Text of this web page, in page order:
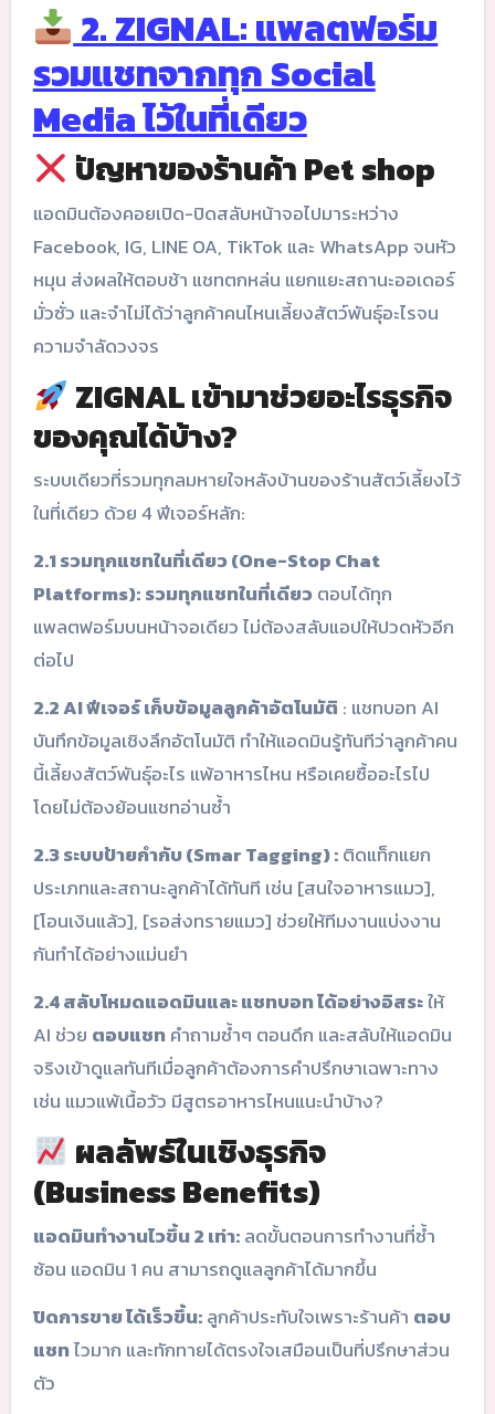
2. ZIGNAL: แพลตฟอร์ม
รวมแชทจากทุก Social
Media ไว้ในที่เดียว
ปัญหาของร้านค้า Pet shop
แอดมินต้องคอยเปิด-ปิดสลับหน้าจอไปมาระหว่าง
Facebook, IG, LINE OA, TikTok และ WhatsApp จนหัว
หมุน ส่งผลให้ตอบช้า แชทตกหล่น แยกแยะสถานะออเดอร์
มั่วซั่ว และจำไม่ได้ว่าลูกค้าคนไหนเลี้ยงสัตว์พันธุ์อะไรจน
ความจำลัดวงจร
ZIGNAL เข้ามาช่วยอะไรธุรกิจ
ของคุณได้บ้าง?
ระบบเดียวที่รวมทุกลมหายใจหลังบ้านของร้านสัตว์เลี้ยงไว้
ในที่เดียว ด้วย 4 ฟีเจอร์หลัก:
2.1 รวมทุกแชทในที่เดียว (One-Stop Chat
Platforms): รวมทุกแชทในที่เดียวตอบได้ทุก
แพลตฟอร์มบนหน้าจอเดียว ไม่ต้องสลับแอปให้ปวดหัวอีก
ต่อไป
2.2 AI ฟีเจอร์ เก็บข้อมูลลูกค้าอัตโนมัติ : แชทบอท AI
บันทึกข้อมูลเชิงลึกอัตโนมัติ ทำให้แอดมินรู้ทันทีว่าลูกค้าคน
นี้เลี้ยงสัตว์พันธุ์อะไร แพ้อาหารไหน หรือเคยซื้ออะไรไป
โดยไม่ต้องย้อนแชทอ่านซ้ำ
2.3 ระบบป้ายกำกับ (Smar Tagging) :ติดแท็กแยก
ประเภทและสถานะลูกค้าได้ทันที เช่น [สนใจอาหารแมว],
[โอนเงินแล้ว], [รอส่งทรายแมว] ช่วยให้ทีมงานแบ่งงาน
กันทำได้อย่างแม่นยำ
2.4 สลับโหมดแอดมินและ แชทบอท ได้อย่างอิสระให้
AI ช่วย ตอบแชทคำถามซ้ำๆ ตอนดึก และสลับให้แอดมิน
จริงเข้าดูแลทันทีเมื่อลูกค้าต้องการคำปรึกษาเฉพาะทาง
เช่น แมวแพ้เนื้อวัว มีสูตรอาหารไหนแนะนำบ้าง?
ผลลัพธ์ในเชิงธุรกิจ
(Business Benefits)
แอดมินทำงานไวขึ้น 2 เท่า:ลดขั้นตอนการทำงานที่ซ้ำ
ซ้อน แอดมิน 1 คน สามารถดูแลลูกค้าได้มากขึ้น
ปิดการขาย ได้เร็วขึ้น:ลูกค้าประทับใจเพราะร้านค้า ตอบ
แชทไวมาก และทักทายได้ตรงใจเสมือนเป็นที่ปรึกษาส่วน
ตัว